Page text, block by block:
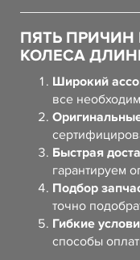
ПЯТЬ ПРИЧИН
КОЛЕСА
Широкий
все
Быстрая
гарантируем
Подбор
точно
Гибкие
способы